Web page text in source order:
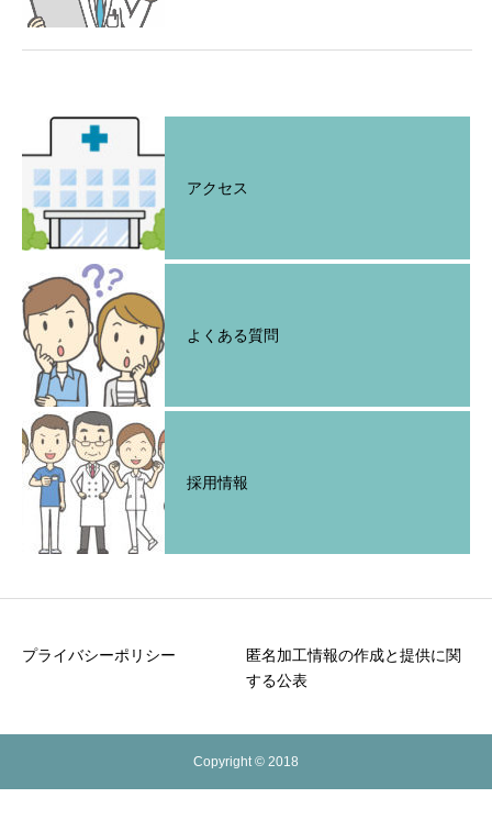
アクセス
よくある質問
採用情報
プライバシーポリシー
匿名加工情報の作成と提供に関
する公表
Copyright © 2018